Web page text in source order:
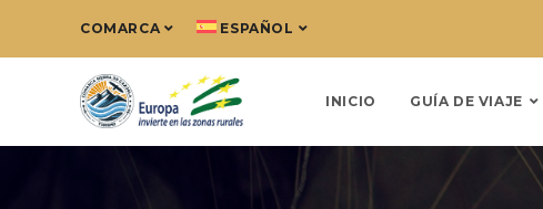
COMARCA ESPAÑOL
INICIO GUÍA DE VIAJE